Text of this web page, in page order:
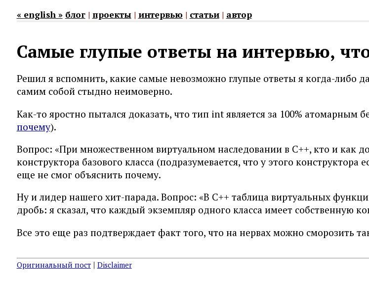
« english » блог| проекты| интервью | статьи| автор
Самые глупые ответы на интервью,
Решил я вспомнить, какие самые невозможно глупые ответы я когда-либо
самим собой стыдно неимоверно.
Как-то яростно пытался доказать, что тип int является за 100% атомарным
почему).
Вопрос: «При множественном виртуальном наследовании в С++, кто и как
конструктора базового класса (подразумевается, что у этого
еще не смог объяснить почему.
Ну и лидер нашего хит-парада. Вопрос: «В С++ таблица виртуальных
дробь: я сказал, что каждый экземпляр одного класса имеет собственную
Все это еще раз подтверждает факт того, что на нервах можно сморозить
Оригинальный пост| Disclaimer